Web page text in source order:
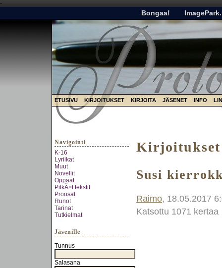
-
Bongaa!
ETUSIVU KIRJOITUKSET KIRJOITA JÄSENET INFO
Navigointi
K-16
Lyriikat
Muut
Novellit
Oppaat
PitkÃ¤t tekstit
Proosat
Runot
Tarinat
Tutkielmat
Jäsenille
Tunnus
Salasana
Kirjoitukset
Susi
Raimo, 18.05.2017
Katsottu 1071 kertaa